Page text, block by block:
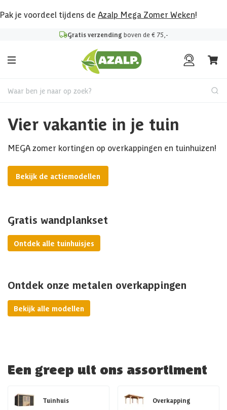
Pak je voordeel tijdens de Azalp Mega Zomer Weken!
Gratis verzending boven de € 75,-
Waar ben je naar op zoek?
Vier vakantie in je tuin
MEGA zomer kortingen op overkappingen en tuinhuizen!
Bekijk de actiemodellen
Gratis wandplankset
Ontdek alle tuinhuisjes
Ontdek onze metalen overkappingen
Bekijk alle modellen
Een greep uit ons assortiment
Tuinhuis Overkapping